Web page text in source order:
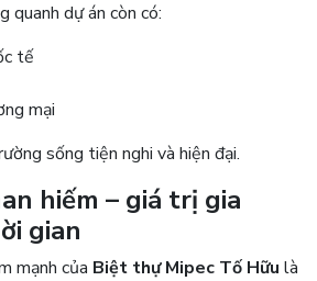
quanh dự án còn có:
tế
mại
sống tiện nghi và hiện đại.
hiếm – giá trị gia
gian
mạnh của Biệt thự Mipec Tố Hữu là